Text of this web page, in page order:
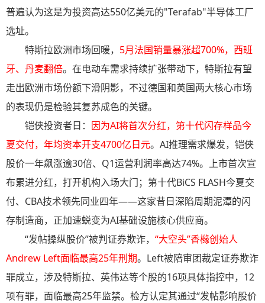
普遍认为这是为投资高达550亿美元的"Terafab"半导体工厂
选址。
特斯拉欧洲市场回暖， 5月法国销量暴涨超700%，西班
牙、丹麦翻倍。在电动车需求持续扩张带动下，特斯拉有望
走出欧洲市场份额下滑阴影，不过德国和英国两大核心市场
的表现仍是检验其复苏成色的关键。
铠侠投资者日： 因为AI将首次分红，第十代闪存样品今
夏交付，年均资本开支4700亿日元。AI推理需求爆发，铠侠
股价一年飙涨逾30倍、Q1运营利润率高达74%。上市首次宣
布累进分红，打开机构入场大门；第十代BiCS FLASH今夏交
付、CBA技术领先同业四年——这家昔日深陷周期泥潭的闪
存制造商，正加速蜕变为AI基础设施核心供应商。
“发帖操纵股价”被判证券欺诈， “大空头”香橼创始人
Andrew Left面临最高25年刑期。Left被陪审团裁定证券欺诈
罪成立，涉及特斯拉、英伟达等个股的16项具体指控中，12
项有罪，面临最高25年监禁。检方认定其通过“发帖影响股价